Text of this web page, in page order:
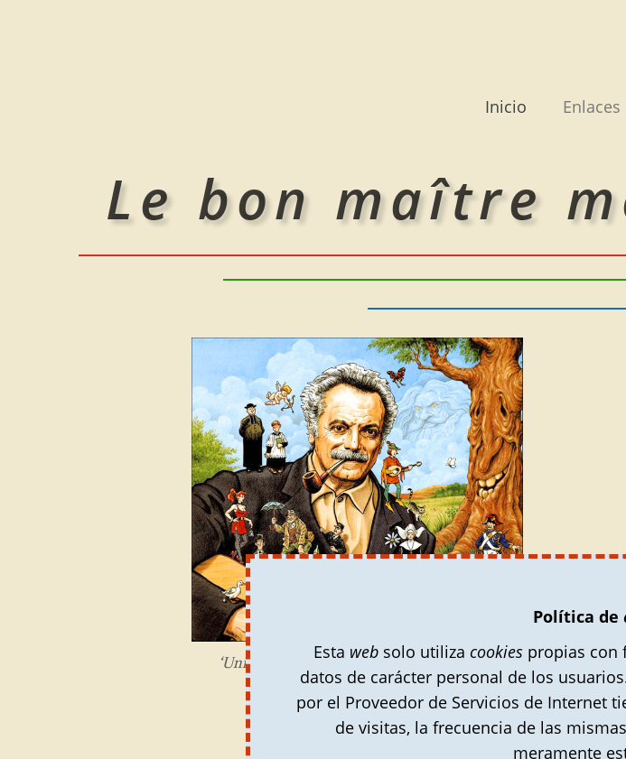
Inicio Enlaces
Le bon maître
‘Universo Brassens’. Ilustración deJean Solé
Política de
Esta web solo utiliza cookies propias con
datos de carácter personal de los
por el Proveedor de Servicios de Internet
de visitas, la frecuencia de las
meramente